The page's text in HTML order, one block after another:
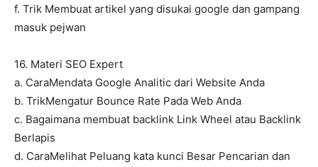
f. Trik Membuat artikel yang disukai google dan gampang
masuk pejwan
16. Materi SEO Expert
a. CaraMendata Google Analitic dari Website Anda
b. TrikMengatur Bounce Rate Pada Web Anda
c. Bagaimana membuat backlink Link Wheel atau Backlink
Berlapis
d. CaraMelihat Peluang kata kunci Besar Pencarian dan